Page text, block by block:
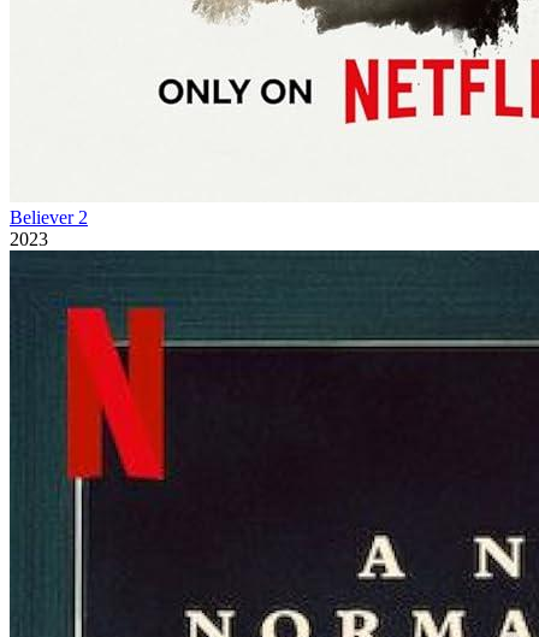
Believer 2
2023